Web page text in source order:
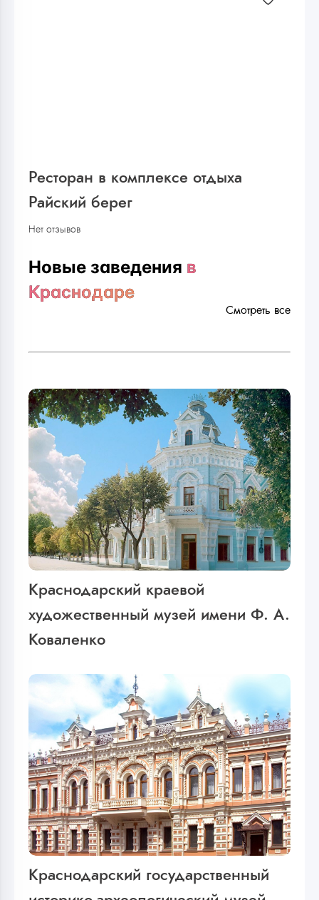
Ресторан в комплексе отдыха
Райский берег
Нет отзывов
Новые заведения в
Краснодаре
Смотреть все
Краснодарский краевой
художественный музей имени Ф. А.
Коваленко
Краснодарский государственный